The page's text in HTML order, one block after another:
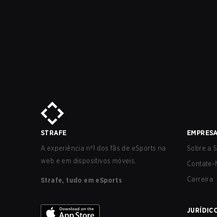
STRAFE
A experiência nº1 dos fãs de eSports na
web e em dispositivos móveis.
Strafe, tudo em eSports
Sobre a
Contate-
Carreira